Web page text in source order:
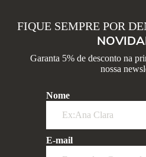
FIQUE SEMPRE POR
Garanta 5% de desconto na
nossa
Nome
E-mail